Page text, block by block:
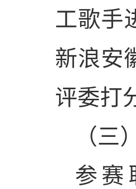
工歌手
新浪安
评委打
（
参赛